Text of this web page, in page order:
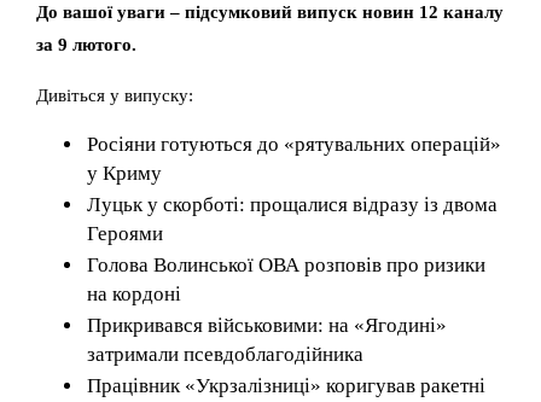
До вашої уваги – підсумковий випуск новин 12 каналу
за 9 лютого.
Дивіться у випуску:
Росіяни готуються до «рятувальних операцій»
у Криму
Луцьк у скорботі: прощалися відразу із двома
Героями
Голова Волинської ОВА розповів про ризики
на кордоні
Прикривався військовими: на «Ягодині»
затримали псевдоблагодійника
Працівник «Укрзалізниці» коригував ракетні